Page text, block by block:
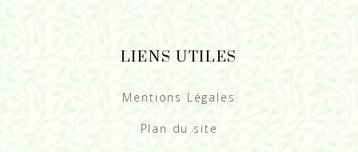
LIENS UTILES
Mentions Légales
Plan du site